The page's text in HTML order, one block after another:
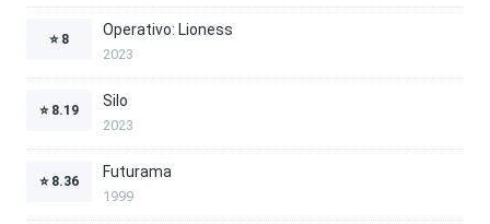
⭐ 8
Operativo: Lioness
2023
⭐ 8.19
Silo
2023
⭐ 8.36
Futurama
1999